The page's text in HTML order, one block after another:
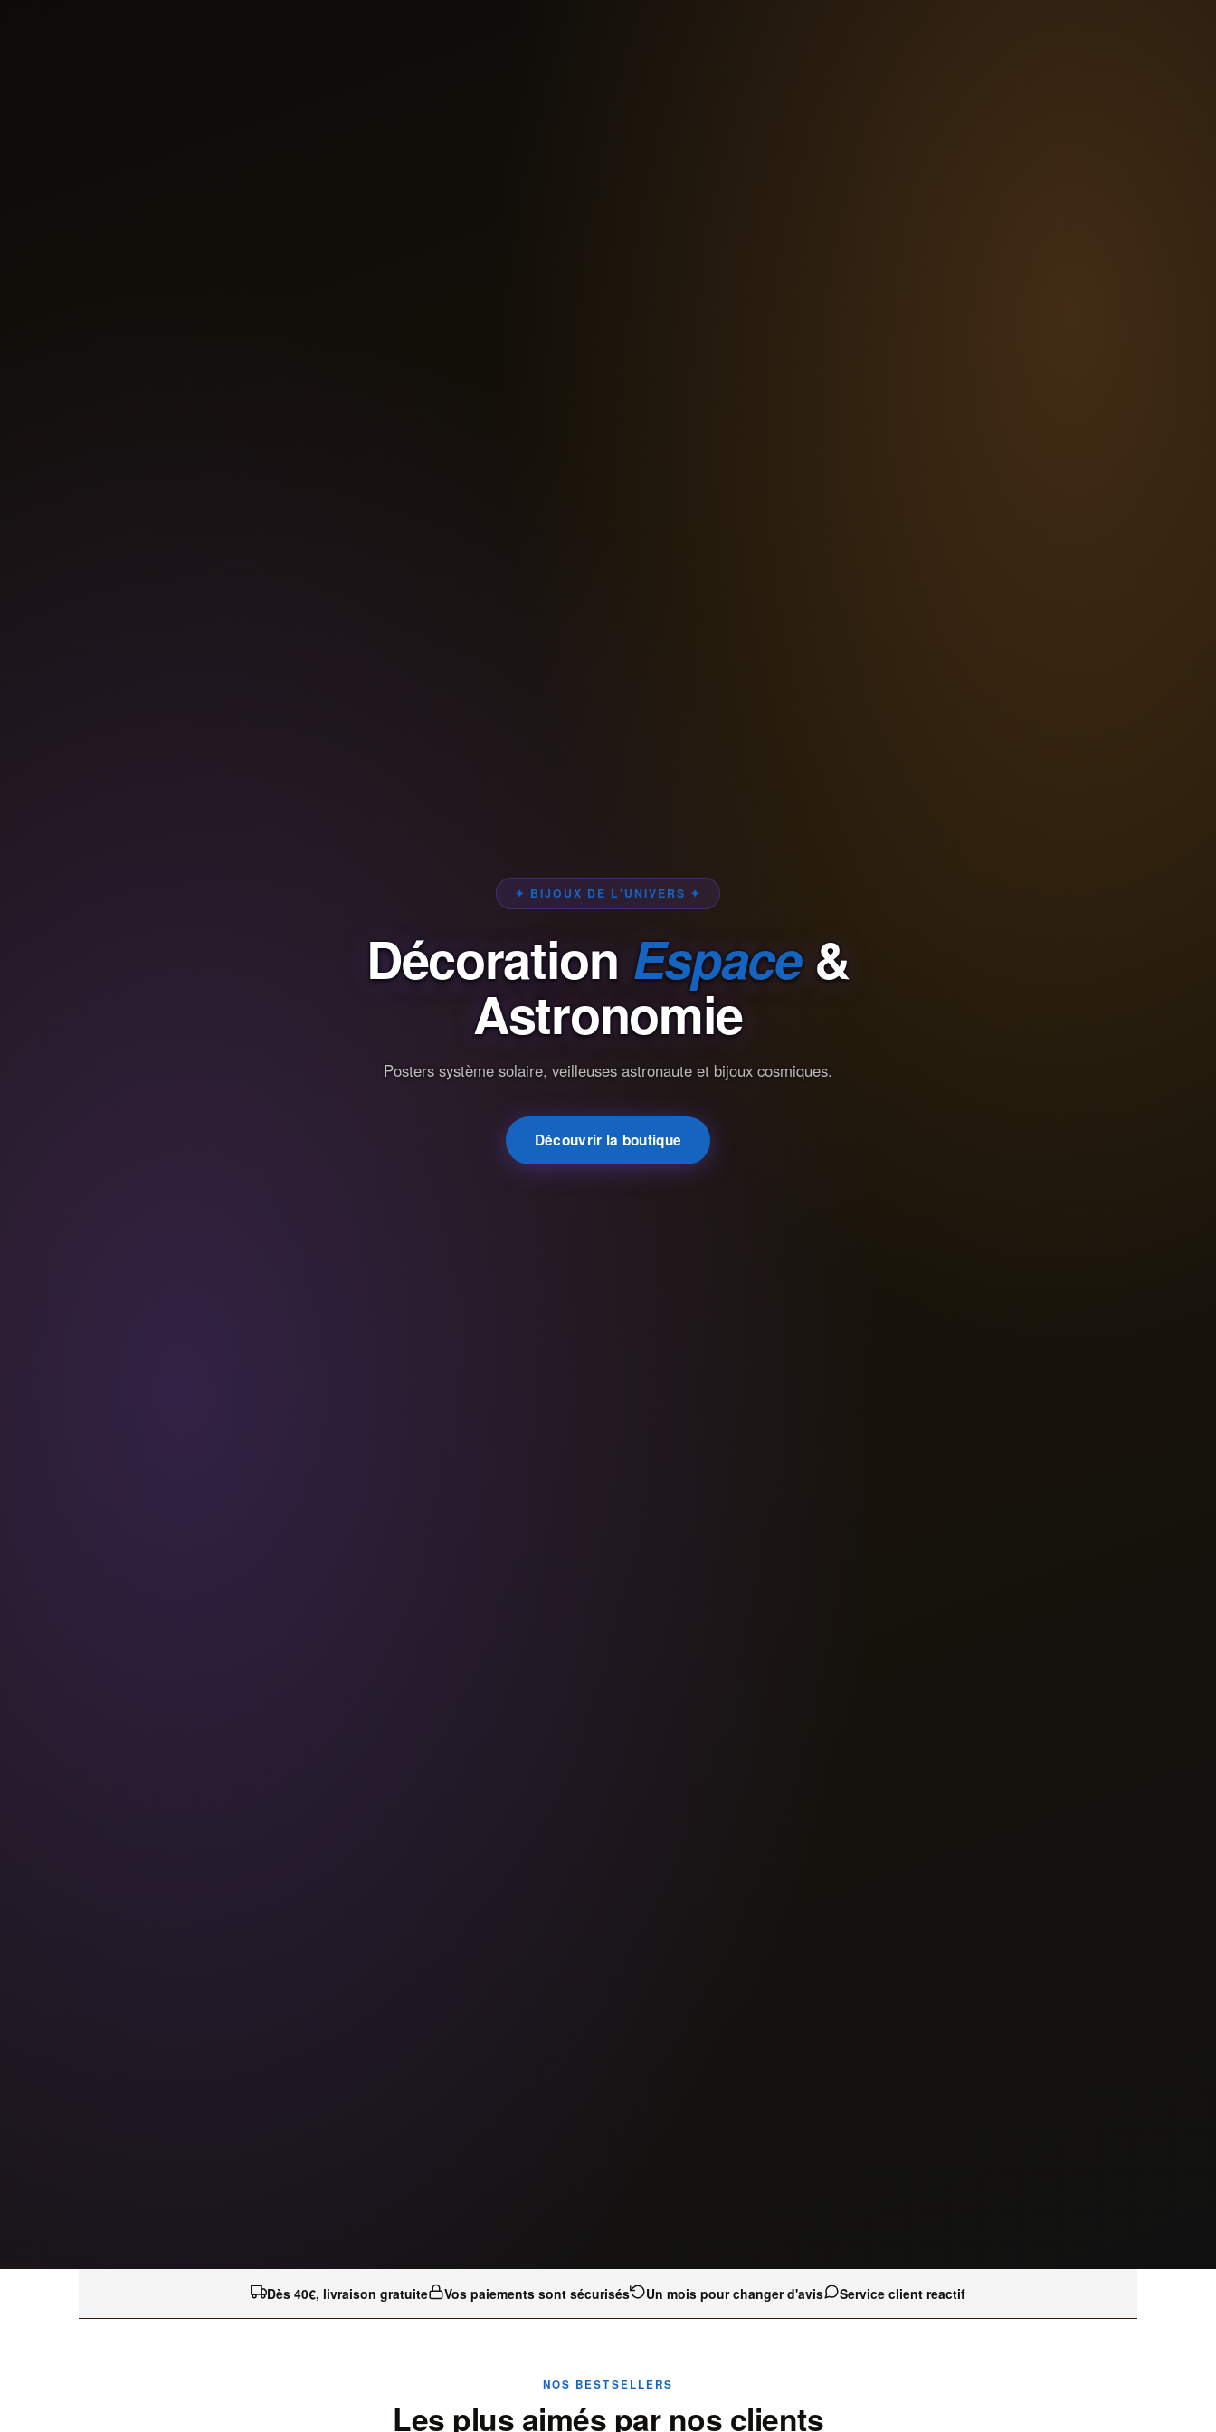
✦ BIJOUX DE L'UNIVERS ✦
Décoration Espace&
Astronomie
Posters système solaire, veilleuses astronaute et bijoux cosmiques.
Découvrir la boutique
Dès 40€, livraison gratuite Vos paiements sont sécurisés Un mois pour changer d'avis Service client reactif
NOS BESTSELLERS
Les plus aimés par nos clients